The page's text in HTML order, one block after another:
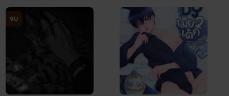
เหรียญนะคะ
ไรท์จะแต่งนิยาย ช/ญ สลับกับ นิยาย Yaoi นะคะ
>>>>>>>>>>>>>>>>>>>>>>>>>>>>>>
จบ